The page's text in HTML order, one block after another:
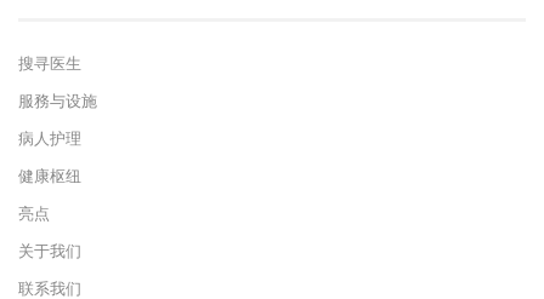
搜寻医生
服務与设施
病人护理
健康枢纽
亮点
关于我们
联系我们